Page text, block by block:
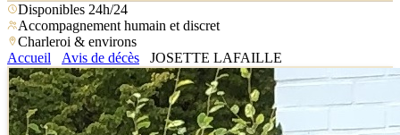
Disponibles 24h/24
Accompagnement humain et discret
Charleroi & environs
Accueil
Avis de décès JOSETTE LAFAILLE